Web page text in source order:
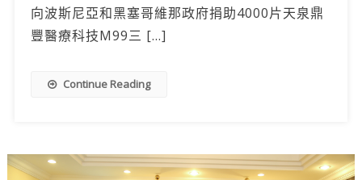
向波斯尼亞和黑塞哥維那政府捐助4000片天泉鼎
豐醫療科技M99三 […]
Continue Reading